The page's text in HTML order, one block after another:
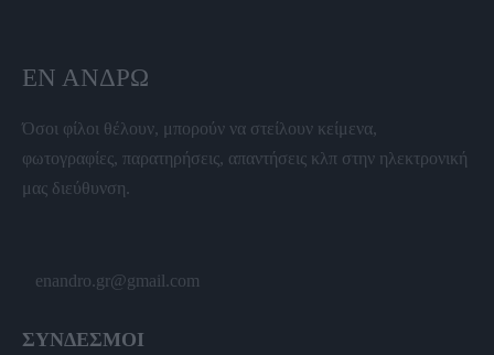
ΕΝ ΆΝΔΡΩ
Όσοι φίλοι θέλουν, μπορούν να στείλουν κείμενα,
φωτογραφίες, παρατηρήσεις, απαντήσεις κλπ στην ηλεκτρονική
μας διεύθυνση.
enandro.gr@gmail.com
ΣΥΝΔΕΣΜΟΙ